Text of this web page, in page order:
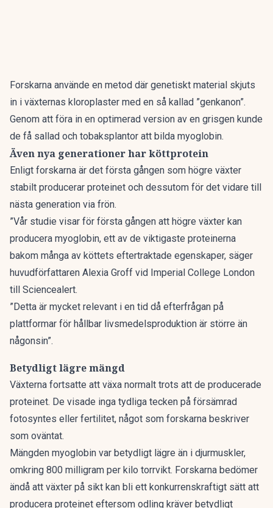
Forskarna använde en metod där genetiskt material skjuts
in i växternas kloroplaster med en så kallad ”genkanon”.
Genom att föra in en optimerad version av en grisgen kunde
de få sallad och tobaksplantor att bilda myoglobin.
Även nya generationer har köttprotein
Enligt forskarna är det första gången som högre växter
stabilt producerar proteinet och dessutom för det vidare till
nästa generation via frön.
”Vår studie visar för första gången att högre växter kan
producera myoglobin, ett av de viktigaste proteinerna
bakom många av köttets eftertraktade egenskaper, säger
huvudförfattaren Alexia Groff vid Imperial College London
till Sciencealert.
”Detta är mycket relevant i en tid då efterfrågan på
plattformar för hållbar livsmedelsproduktion är större än
någonsin”.
Betydligt lägre mängd
Växterna fortsatte att växa normalt trots att de producerade
proteinet. De visade inga tydliga tecken på försämrad
fotosyntes eller fertilitet, något som forskarna beskriver
som oväntat.
Mängden myoglobin var betydligt lägre än i djurmuskler,
omkring 800 milligram per kilo torrvikt. Forskarna bedömer
ändå att växter på sikt kan bli ett konkurrenskraftigt sätt att
producera proteinet eftersom odling kräver betydligt